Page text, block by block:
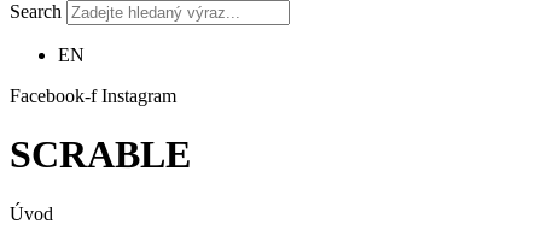
Search
EN
Facebook-f Instagram
SCRABLE
Úvod